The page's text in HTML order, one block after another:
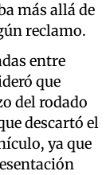
más allá de
reclamo.
entre
que
del rodado
descartó el
ya que